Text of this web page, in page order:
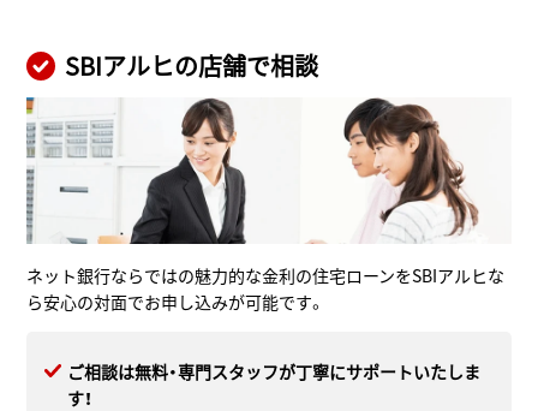
SBIアルヒの店舗で相談
ネット銀行ならではの魅力的な金利の住宅ローンをSBIアルヒな
ら安心の対面でお申し込みが可能です。
ご相談は無料・専門スタッフが丁寧にサポートいたしま
す！